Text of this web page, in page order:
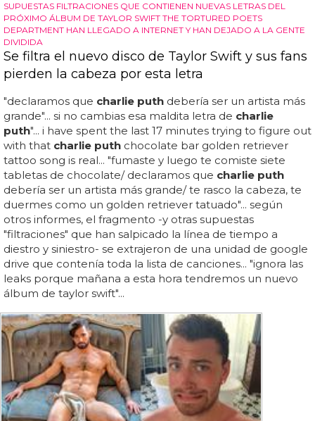
SUPUESTAS FILTRACIONES QUE CONTIENEN NUEVAS LETRAS DEL
PRÓXIMO ÁLBUM DE TAYLOR SWIFT THE TORTURED POETS
DEPARTMENT HAN LLEGADO A INTERNET Y HAN DEJADO A LA GENTE
DIVIDIDA
Se filtra el nuevo disco de Taylor Swift y sus fans
pierden la cabeza por esta letra
"declaramos que charlie puth debería ser un artista más
grande"... si no cambias esa maldita letra de charlie
puth"... i have spent the last 17 minutes trying to figure out
with that charlie puth chocolate bar golden retriever
tattoo song is real... "fumaste y luego te comiste siete
tabletas de chocolate/ declaramos que charlie puth
debería ser un artista más grande/ te rasco la cabeza, te
duermes como un golden retriever tatuado"... según
otros informes, el fragmento -y otras supuestas
"filtraciones" que han salpicado la línea de tiempo a
diestro y siniestro- se extrajeron de una unidad de google
drive que contenía toda la lista de canciones... "ignora las
leaks porque mañana a esta hora tendremos un nuevo
álbum de taylor swift"...